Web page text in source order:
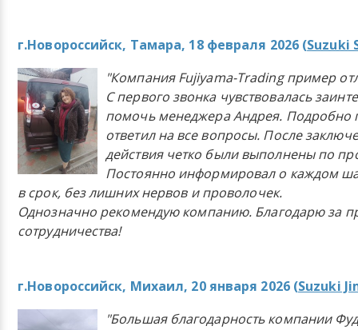
г.Новороссийск, Тамара, 18 февраля 2026 (Suzuki
"Компания Fujiyama-Trading пример
С первого звонка чувствовалась
помочь менеджера Андрея. Подробно
ответил на все вопросы. После
действия четко были выполнены по
Постоянно информировал о каждом
в срок, без лишних нервов и проволочек.
Однозначно рекомендую компанию. Благодарю за
сотрудничества!
г.Новороссийск, Михаил, 20 января 2026 (Suzuki
"Большая благодарность компании